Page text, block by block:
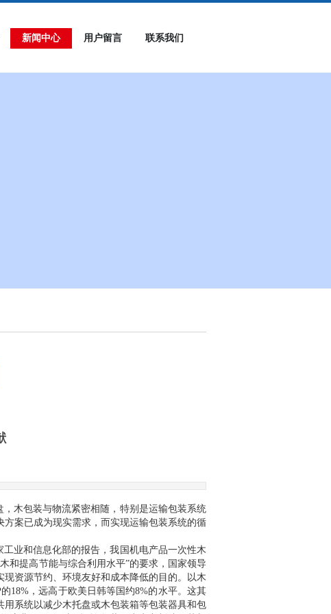
新闻中心 用户留言 联系我们
木包装与物流紧密相随，特别是运输包装系统
案已成为现实需求，而实现运输包装系统的循
业和信息化部的报告，我国机电产品一次性木
和提高节能与综合利用水平”的要求，国家领导
资源节约、环境友好和成本降低的目的。以木
18%，远高于欧美日韩等国约8%的水平。这其
系统以减少木托盘或木包装箱等包装器具和包